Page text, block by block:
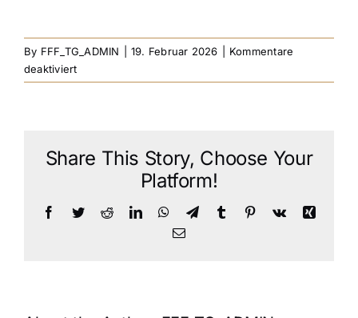
By FFF_TG_ADMIN 19. Februar 2026
Kommentare
deaktiviertfür
Nico
cm
Share This Story, Choose Your
Platform!
Facebook
TwitterRedditLinkedInWhatsApp
TelegramTumblr Pinterest
Vk
Xing
Email